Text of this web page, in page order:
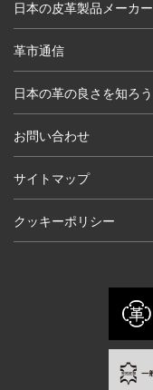
日本の皮革製品メーカー
革市通信
日本の革の良さを知ろう
お問い合わせ
サイトマップ
クッキーポリシー